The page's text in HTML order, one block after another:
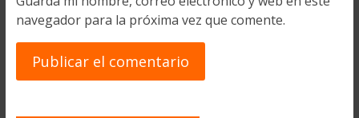
navegador para la próxima vez que comente.